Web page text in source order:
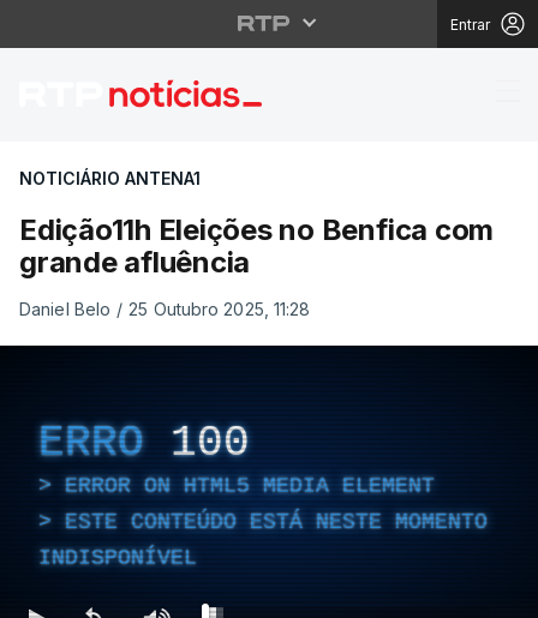
Entrar
Edição11h Eleições
NOTICIÁRIO ANTENA1
Edição11h Eleições no Benfica com
grande afluência
Daniel Belo / 25 Outubro 2025, 11:28
ERRO 100
ERROR ON HTML5 MEDIA ELEMENT
ESTE CONTEÚDO ESTÁ NESTE MOMENTO
INDISPONÍVEL